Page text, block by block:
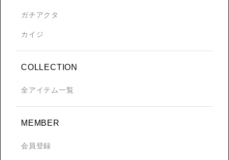
ガチアクタ
カイジ
COLLECTION
全アイテム一覧
MEMBER
会員登録